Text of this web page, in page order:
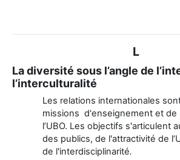
L
La diversité sous l’angle de
l’interculturalité
Les relations internationales
missions d'enseignement et de
l’UBO. Les objectifs s'articulent
des publics, de l'attractivité de
de l'interdisciplinarité.